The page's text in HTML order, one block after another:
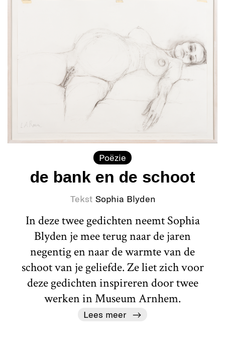
Poëzie
de bank en de schoot
Tekst Sophia Blyden
In deze twee gedichten neemt Sophia
Blyden je mee terug naar de jaren
negentig en naar de warmte van de
schoot van je geliefde. Ze liet zich voor
deze gedichten inspireren door twee
werken in Museum Arnhem.
Lees meer